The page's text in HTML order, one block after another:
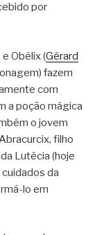
por
e Obélix (Gérard
fazem
com
a poção mágica
o jovem
filho
Lutécia (hoje
cuidados da
lo em